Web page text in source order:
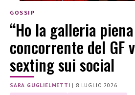
GOSSIP
“Ho la galleria
concorrente del GF
sexting sui social
SARA GUGLIELMETTI | 8 LUGLIO 2026